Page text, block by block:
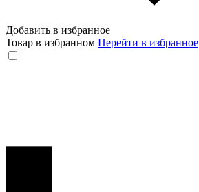
Добавить в избранное
Товар в избранном Перейти в избранное